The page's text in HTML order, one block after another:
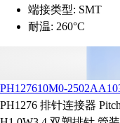
端接类型: SMT
耐温: 260°C
PH127610M0-
PH1276 排针连接器